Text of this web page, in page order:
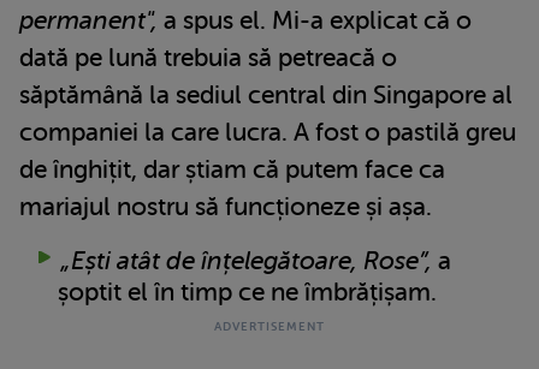
permanent", a spus el. Mi-a explicat că o
dată pe lună trebuia să petreacă o
săptămână la sediul central din Singapore al
companiei la care lucra. A fost o pastilă greu
de înghițit, dar știam că putem face ca
mariajul nostru să funcționeze și așa.
„Ești atât de înțelegătoare, Rose”, a
șoptit el în timp ce ne îmbrățișam.